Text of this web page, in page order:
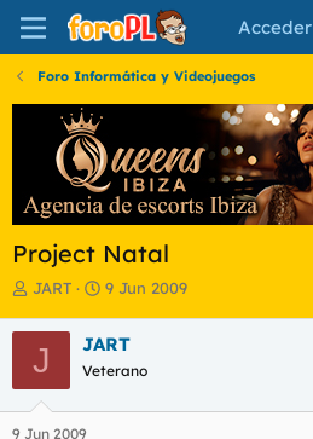
Acceder
Foro Informática y Videojuegos
Project Natal
I
i
i
a
d
JART
F
h
a
e
9 Jun 2009
J JART
Veterano
9 Jun 2009